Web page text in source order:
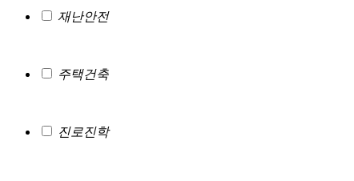
재난안전
주택건축
진로진학